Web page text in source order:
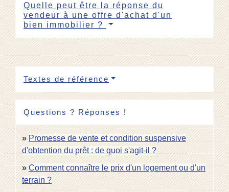
Quelle peut être la réponse du
vendeur à une offre d'achat d'un
bien immobilier ?
Textes de référence
Questions ? Réponses !
Promesse de vente et condition suspensive
d'obtention du prêt : de quoi s'agit-il ?
Comment connaître le prix d'un logement ou d'un
terrain ?